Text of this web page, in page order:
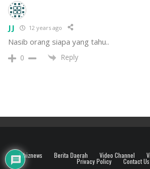
JJ 12 years ago
Nasib orang siapa yang tahu..
0 Reply
Vibiznews Berita Daerah Video Channel
Privacy Policy Contact Us